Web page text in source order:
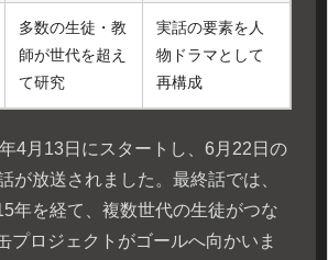
多数の生徒・教
師が世代を超え
て研究
実話の要素を人
物ドラマとして
再構成
4月13日にスタートし、6月22日の
が放送されました。最終話では、
年を経て、複数世代の生徒がつな
プロジェクトがゴールへ向かいま